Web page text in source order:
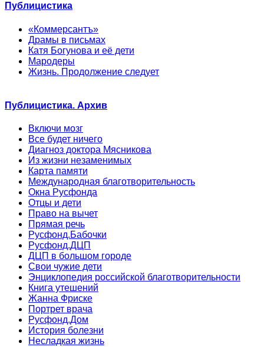
Публицистика
«Коммерсантъ»
Драмы в письмах
Катя Богунова и её дети
Мародеры
Жизнь. Продолжение следует
Публицистика. Архив
Включи мозг
Все будет ничего
Диагноз доктора Мясникова
Из жизни незаменимых
Карта памяти
Международная благотворительность
Окна Русфонда
Отцы и дети
Право на вычет
Прямая речь
Русфонд.Бабочки
Русфонд.ДЦП
ДЦП в большом городе
Свои чужие дети
Энциклопедия российской благотворительности
Книга утешений
Жанна Фриске
Портрет врача
Русфонд.Дом
История болезни
Несладкая жизнь